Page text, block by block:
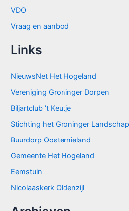
VDO
Vraag en aanbod
Links
NieuwsNet Het Hogeland
Vereniging Groninger Dorpen
Biljartclub ’t Keutje
Stichting het Groninger Landschap
Buurdorp Oosternieland
Gemeente Het Hogeland
Eemstuin
Nicolaaskerk Oldenzijl